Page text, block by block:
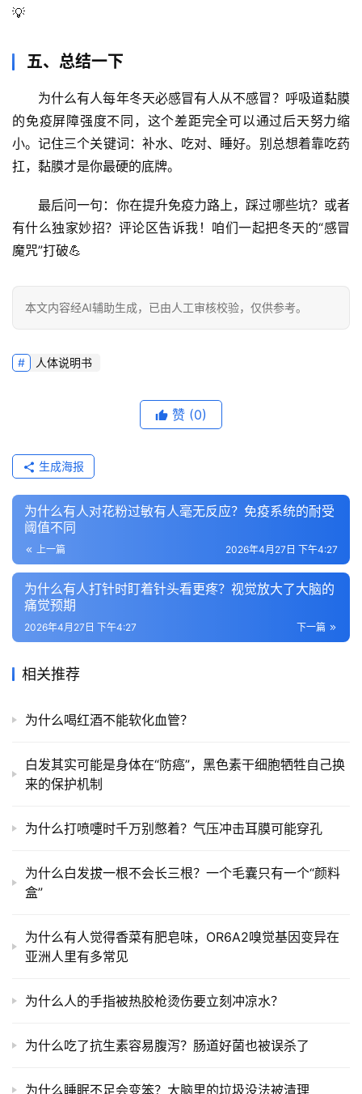
💡
五、总结一下
为什么有人每年冬天必感冒有人从不感冒？呼吸道黏膜
的免疫屏障强度不同 ，这个差距完全可以通过后天努力缩
小。记住三个关键词： 补水、吃对、睡好。别总想着靠吃药
扛，黏膜才是你最硬的底牌。
最后问一句：你在提升免疫力路上，踩过哪些坑？或者
有什么独家妙招？评论区告诉我！咱们一起把冬天的“感冒
魔咒”打破💪
本文内容经AI辅助生成，已由人工审核校验，仅供参考。
人体说明书
赞 (0)
生成海报
为什么有人对花粉过敏有人毫无反应？免疫系统的耐受
阈值不同
上一篇 2026年4月27日 下午4:27
为什么有人打针时盯着针头看更疼？视觉放大了大脑的
痛觉预期
下一篇
2026年4月27日 下午4:27
相关推荐
为什么喝红酒不能软化血管？
白发其实可能是身体在“防癌”，黑色素干细胞牺牲自己换
来的保护机制
为什么打喷嚏时千万别憋着？气压冲击耳膜可能穿孔
为什么白发拔一根不会长三根？一个毛囊只有一个“颜料
盒”
为什么有人觉得香菜有肥皂味，OR6A2嗅觉基因变异在
亚洲人里有多常见
为什么人的手指被热胶枪烫伤要立刻冲凉水？
为什么吃了抗生素容易腹泻？肠道好菌也被误杀了
为什么睡眠不足会变笨？大脑里的垃圾没法被清理